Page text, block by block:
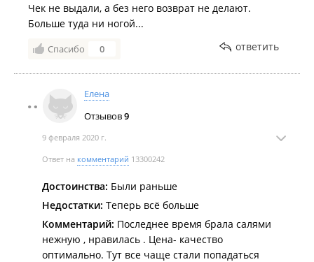
Чек не выдали, а без него возврат не делают.
Больше туда ни ногой...
Спасибо 0 ответить
Елена
Отзывов9
9 февраля 2020 г.
Ответ на комментарий 13300242
Достоинства: Были раньше
Недостатки: Теперь всё больше
Комментарий: Последнее время брала салями
нежную , нравилась . Цена- качество
оптимально. Тут все чаще стали попадаться